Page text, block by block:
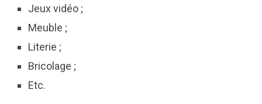
Jeux vidéo ;
Meuble ;
Literie ;
Bricolage ;
Etc.